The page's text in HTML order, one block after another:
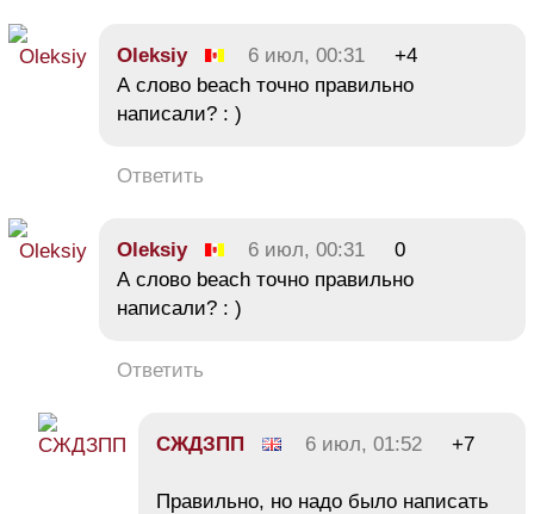
Oleksiy 6 июл, 00:31
+4
А слово beach точно правильно
написали? : )
Ответить
Oleksiy 6 июл, 00:31
0
А слово beach точно правильно
написали? : )
Ответить
СЖДЗПП 6 июл, 01:52 +7
Правильно, но надо было написать